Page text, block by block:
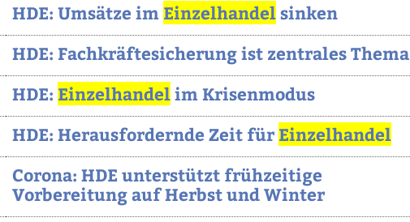
HDE: Umsätze im Einzelhandelsinken
HDE: Fachkräftesicherung ist zentrales Thema
HDE: Einzelhandelim Krisenmodus
HDE: Herausfordernde Zeit für Einzelhandel
Corona: HDE unterstützt frühzeitige
Vorbereitung auf Herbst und Winter